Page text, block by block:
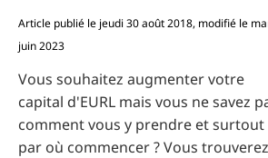
Article publié le jeudi 30 août 2018, modifié le
juin 2023
Vous souhaitez augmenter votre
capital d'EURL mais vous ne savez
comment vous y prendre et surtout
par où commencer ? Vous trouverez